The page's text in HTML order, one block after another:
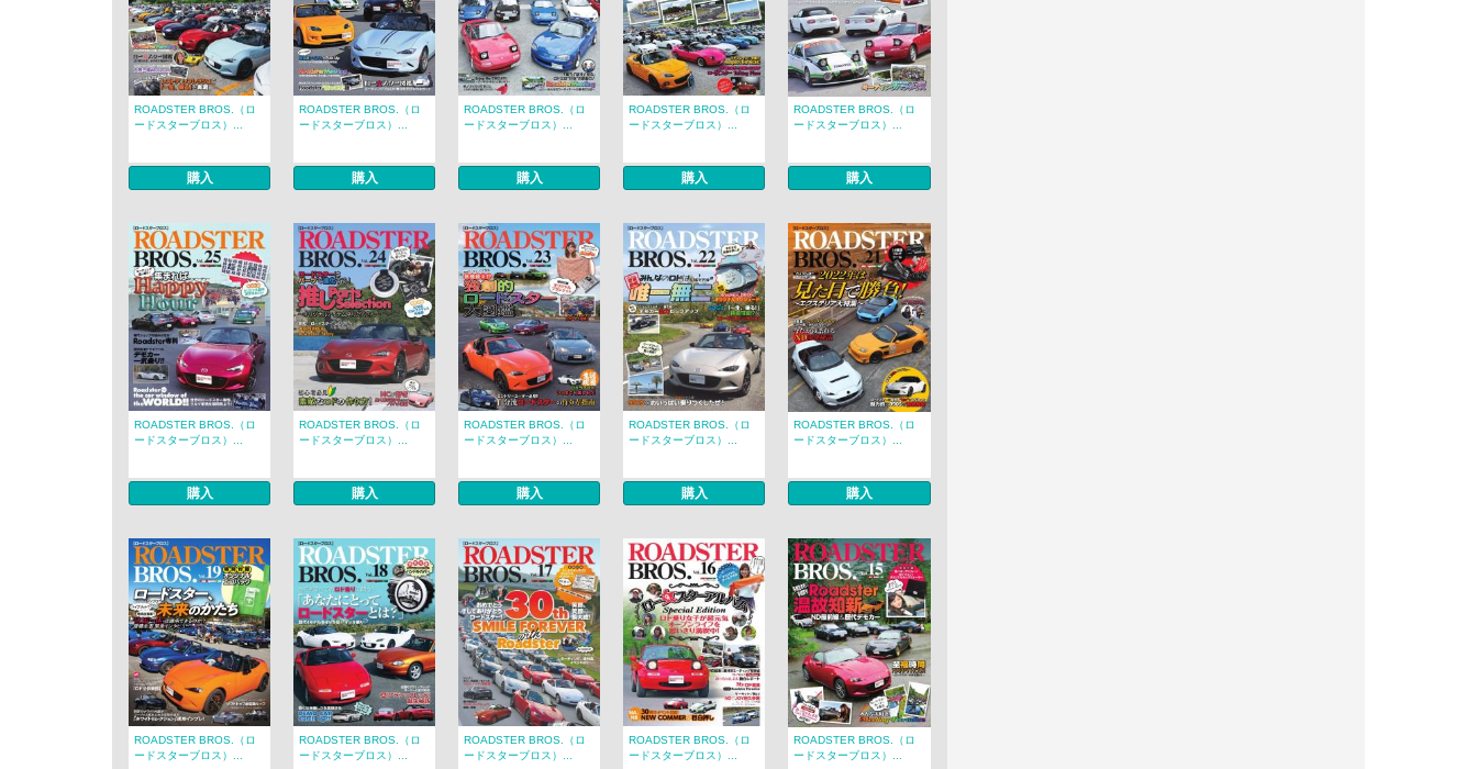
ROADSTER BROS.（ロ
ードスターブロス）...
購入
ROADSTER BROS.（ロ
ードスターブロス）...
購入
ROADSTER BROS.（ロ
ードスターブロス）...
購入
ROADSTER BROS.（ロ
ードスターブロス）...
購入
ROADSTER BROS.（ロ
ードスターブロス）...
購入
ROADSTER BROS.（ロ
ードスターブロス）...
購入
ROADSTER BROS.（ロ
ードスターブロス）...
購入
ROADSTER BROS.（ロ
ードスターブロス）...
購入
ROADSTER BROS.（ロ
ードスターブロス）...
購入
ROADSTER BROS.（ロ
ードスターブロス）...
購入
ROADSTER BROS.（ロ
ードスターブロス）...
ROADSTER BROS.（ロ
ードスターブロス）...
ROADSTER BROS.（ロ
ードスターブロス）...
ROADSTER BROS.（ロ
ードスターブロス）...
ROADSTER BROS.（ロ
ードスターブロス）...